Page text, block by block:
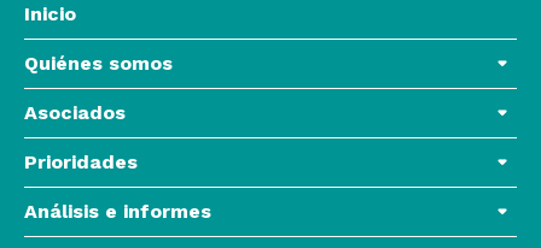
Inicio
Quiénes somos
Asociados
Prioridades
Análisis e informes